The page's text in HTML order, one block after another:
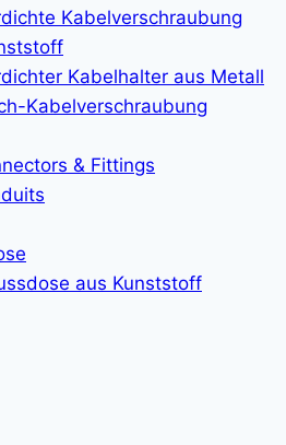
Kabelverschraubung
Kabelhalter aus Metall
Kabelverschraubung
& Fittings
aus Kunststoff